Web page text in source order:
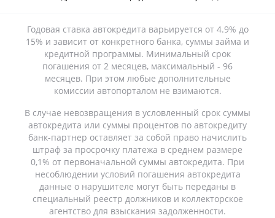
Годовая ставка автокредита варьируется от 4.9% до
15% и зависит от конкретного банка, суммы займа и
кредитной программы. Минимальный срок
погашения от 2 месяцев, максимальный - 96
месяцев. При этом любые дополнительные
комиссии автопорталом не взимаются.
В случае невозвращения в условленный срок суммы
автокредита или суммы процентов по автокредиту
банк-партнер оставляет за собой право начислить
штраф за просрочку платежа в среднем размере
0,1% от первоначальной суммы автокредита. При
несоблюдении условий погашения автокредита
данные о нарушителе могут быть переданы в
специальный реестр должников и коллекторское
агентство для взыскания задолженности.